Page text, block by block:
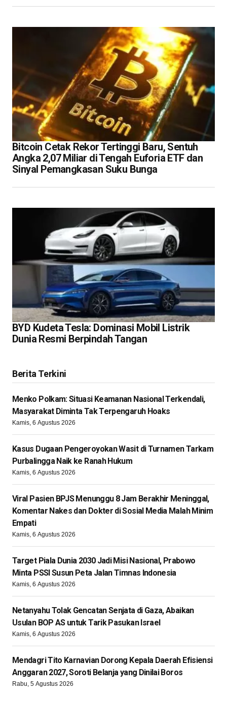
Bitcoin Cetak Rekor Tertinggi Baru, Sentuh
Angka 2,07 Miliar di Tengah Euforia ETF dan
Sinyal Pemangkasan Suku Bunga
BYD Kudeta Tesla: Dominasi Mobil Listrik
Dunia Resmi Berpindah Tangan
Berita Terkini
Menko Polkam: Situasi Keamanan Nasional Terkendali,
Masyarakat Diminta Tak Terpengaruh Hoaks
Kamis, 6 Agustus 2026
Kasus Dugaan Pengeroyokan Wasit di Turnamen Tarkam
Purbalingga Naik ke Ranah Hukum
Kamis, 6 Agustus 2026
Viral Pasien BPJS Menunggu 8 Jam Berakhir Meninggal,
Komentar Nakes dan Dokter di Sosial Media Malah Minim
Empati
Kamis, 6 Agustus 2026
Target Piala Dunia 2030 Jadi Misi Nasional, Prabowo
Minta PSSI Susun Peta Jalan Timnas Indonesia
Kamis, 6 Agustus 2026
Netanyahu Tolak Gencatan Senjata di Gaza, Abaikan
Usulan BOP AS untuk Tarik Pasukan Israel
Kamis, 6 Agustus 2026
Mendagri Tito Karnavian Dorong Kepala Daerah Efisiensi
Anggaran 2027, Soroti Belanja yang Dinilai Boros
Rabu, 5 Agustus 2026